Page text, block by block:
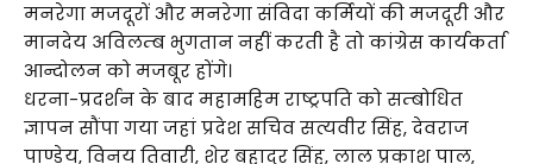
मनरेगा मजदूरों और मनरेगा संविदा कर्मियों की मजदूरी और
मानदेय अविलम्ब भुगतान नहीं करती है तो कांग्रेस कार्यकर्ता
आन्दोलन को मजबूर होंगे।
धरना-प्रदर्शन के बाद महामहिम राष्ट्रपति को सम्बोधित
ज्ञापन सौंपा गया जहां प्रदेश सचिव सत्यवीर सिंह, देवराज
पाण्डेय, विनय तिवारी, शेर बहादुर सिंह, लाल प्रकाश पाल,